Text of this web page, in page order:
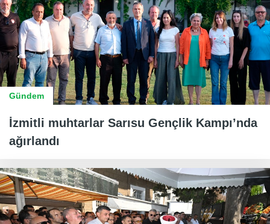
Gündem
İzmitli muhtarlar Sarısu Gençlik Kampı’nda
ağırlandı